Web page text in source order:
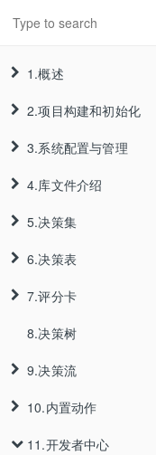
1.概述
1.1.简介
1.2.架构
1.3.运行方式
1.4.产品新特性
1.5.产品白皮书
1.6.技术资料来源
2.项目构建和初始化
2.1.项目构建
2.1.1.标准Web
2.1.2.基于Maven
2.1.3. 基于
2.1.4.基于
2.2. 项目初始化
2.2.1.内置数据源
2.2.2.JDBC数据
2.2.3.JNDI数据源
2.2.4.定义数据源
2.3.系统默认参数覆
3.系统配置与管理
3.1.注册账号
3.2.团队创建与配置
3.2.1.团队创建
3.2.2.成员邀请
3.2.3.成员角色配
3.2.4.团队权限配
3.2.5.团队删除
3.2.6.团队设置
3.3.项目创建
3.3.1.项目创建
3.3.2.项目删除
3.3.3.项目导出导
3.4.国际化
3.5.密码找回
3.6.集群管理
3.7.客户端管理
3.8.Jar文件热部署
4.库文件介绍
4.1.变量库
4.2.参数库
4.3.常量库
4.4.动作库
5.决策集
5.1.普通规则
5.2.循环规则
5.3.运行模式
5.4.父规则文件
5.5.条件模版
5.6.动作模版
6.决策表
6.1.普通决策表
6.2.交叉决策表
7.评分卡
7.1.普通评分卡
7.2.复杂评分卡
8.决策树
9.决策流
9.1.开始节点
9.2.规则节点
10.内置动作
10.1.当前节点
11.开发者中心